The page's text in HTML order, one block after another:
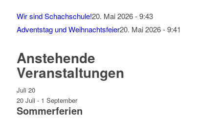
Wir sind Schachschule!20. Mai 2026 - 9:43
Adventstag und Weihnachtsfeier20. Mai 2026 - 9:41
Anstehende
Veranstaltungen
Juli 20
20 Juli - 1 September
Sommerferien